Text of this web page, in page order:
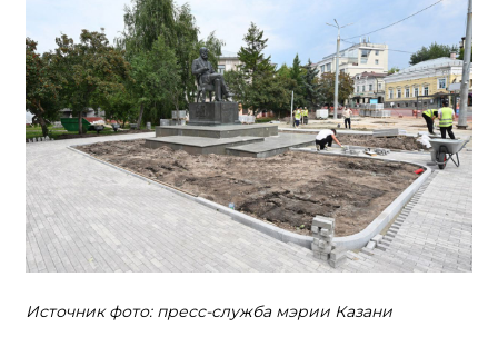
Источник фото: пресс-служба мэрии Казани